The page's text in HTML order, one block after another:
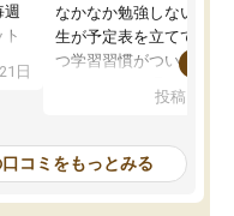
週
し
の
ま
な
日
なかなか勉強しない息子
生が予定表を立ててくれ
つ学習習慣がついてきま
指導が無い日も予定表
問できるのでとても助か
投稿日：
コミをもっとみる